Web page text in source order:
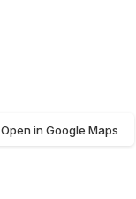
Open in Google Maps